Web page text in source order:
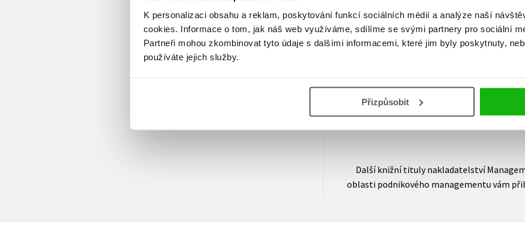
K personalizaci obsahu a reklam, poskytování funkcí sociálních médií a analýze naší
cookies. Informace o tom, jak náš web využíváme, sdílíme se svými partnery pro sociální
Partneři mohou zkombinovat tyto údaje s dalšími informacemi, které jim byly poskytnuty,
používáte jejich služby.
Přizpůsobit
Benjamin Gilad již déle než dvě desetiletí
světové firmy v řadě odvětví, které působí
strategii na School of Management při
MBA a bakalářského titulu (studium
Další knižní tituly nakladatelství
oblasti podnikového managementu vám